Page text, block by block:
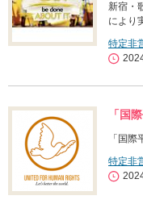
新宿・
により
特定非
「国
「国
特定非